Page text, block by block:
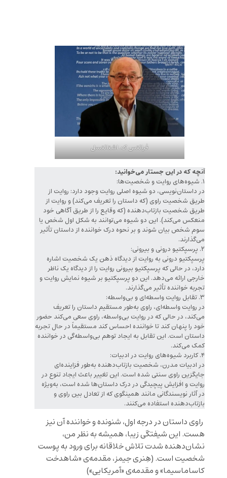
فرانتس ک. اشتانتسل
آنچه که در این جستار می‌خوانید:
۱. شیوه‌های روایت و شخصیت‌ها:
در داستان‌نویسی، دو شیوه اصلی روایت وجود دارد: روایت از
طریق شخصیت راوی (که داستان را تعریف می‌کند) و روایت از
طریق شخصیت بازتاب‌دهنده (که وقایع را از طریق آگاهی خود
منعکس می‌کند). این دو شیوه می‌توانند به شکل اول شخص یا
سوم شخص بیان شوند و بر نحوه درک خواننده از داستان تأثیر
می‌گذارند.
۲. پرسپکتیو درونی و بیرونی:
پرسپکتیو درونی به روایت از دیدگاه ذهن یک شخصیت اشاره
دارد، در حالی که پرسپکتیو بیرونی روایت را از دیدگاه یک ناظر
خارجی ارائه می‌دهد. این دو پرسپکتیو بر شیوه نمایش روایت و
تجربه خواننده تأثیر می‌گذارند.
۳. تقابل روایت واسطه‌ای و بی‌واسطه:
در روایت واسطه‌ای، راوی به‌طور مستقیم داستان را تعریف
می‌کند، در حالی که در روایت بی‌واسطه، راوی سعی می‌کند حضور
خود را پنهان کند تا خواننده احساس کند مستقیماً در حال تجربه
داستان است. این تقابل به ایجاد توهم بی‌واسطه‌گی در خواننده
کمک می‌کند.
۴. کاربرد شیوه‌های روایت در ادبیات:
در ادبیات مدرن، شخصیت بازتاب‌دهنده به‌طور فزاینده‌ای
جایگزین راوی سنتی شده است. این تغییر باعث ایجاد تنوع در
روایت و افزایش پیچیدگی در درک داستان‌ها شده است، به‌ویژه
در آثار نویسندگانی مانند همینگوی که از تعادل بین راوی و
بازتاب‌دهنده استفاده می‌کنند.
راوی داستان در درجه اول، شنونده و خواننده آن نیز
هست. این شیفتگی زیبا، همیشه به نظر من،
نشان‌دهنده شدت تلاش خلاقانه برای ورود به پوست
شخصیت است. (هِنری جیمز، مقدمه‌ی «شاهدخت
کاساماسیما» و مقدمه‌ی «آمریکایی»)